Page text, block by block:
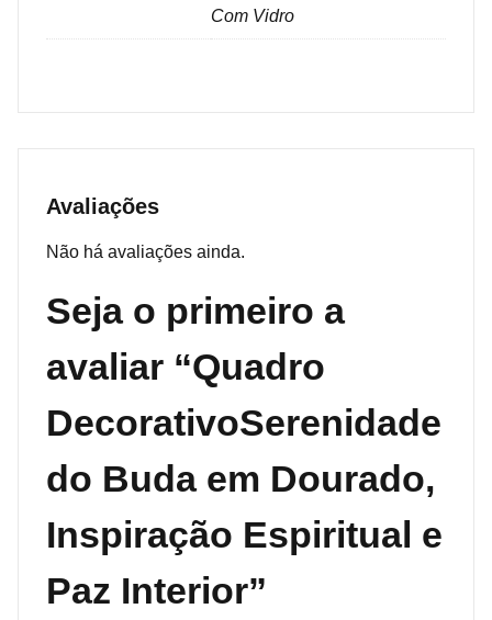
Com Vidro
Avaliações
Não há avaliações ainda.
Seja o primeiro a
avaliar “Quadro
DecorativoSerenidade
do Buda em Dourado,
Inspiração Espiritual e
Paz Interior”